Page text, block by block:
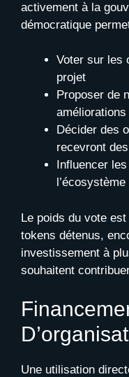
activement à la
démocratique
Voter sur les
projet
Proposer de
améliorations
Décider des
recevront
Influencer
l’écosystème
Le poids du vote
tokens détenus,
investissement à
souhaitent
Une utilisation